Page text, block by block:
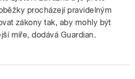
procházejí pravidelným
zákony tak, aby mohly být
míře, dodává Guardian.